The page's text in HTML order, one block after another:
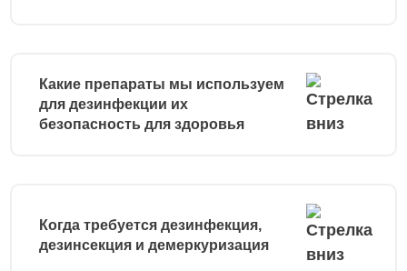
Какие препараты мы используем
для дезинфекции их
безопасность для здоровья
Когда требуется дезинфекция,
дезинсекция и демеркуризация